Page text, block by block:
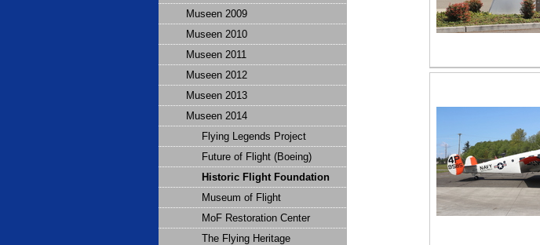
Museen 2009
Museen 2010
Museen 2011
Museen 2012
Museen 2013
Museen 2014
Flying Legends Project
Future of Flight (Boeing)
Historic Flight Foundation
Museum of Flight
MoF Restoration Center
The Flying Heritage